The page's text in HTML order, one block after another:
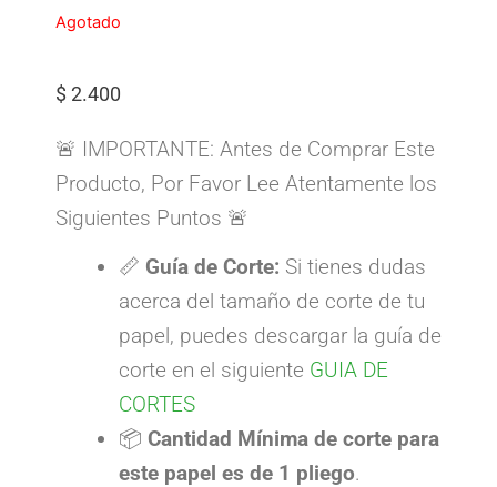
Agotado
$ 2.400
🚨 IMPORTANTE: Antes de Comprar Este
Producto, Por Favor Lee Atentamente los
Siguientes Puntos 🚨
📏 Guía de Corte: Si tienes dudas
acerca del tamaño de corte de tu
papel, puedes descargar la guía de
corte en el siguiente GUIA DE
CORTES
📦 Cantidad Mínima de corte para
este papel es de 1 pliego.